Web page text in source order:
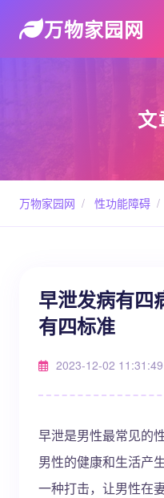
万物家园网
文
万物家园网 / 性功能障碍 /
早泄发病有四
有四标准
2023-12-02 11:31:49
早泄是男性最常见的
男性的健康和生活产
一种打击，让男性在